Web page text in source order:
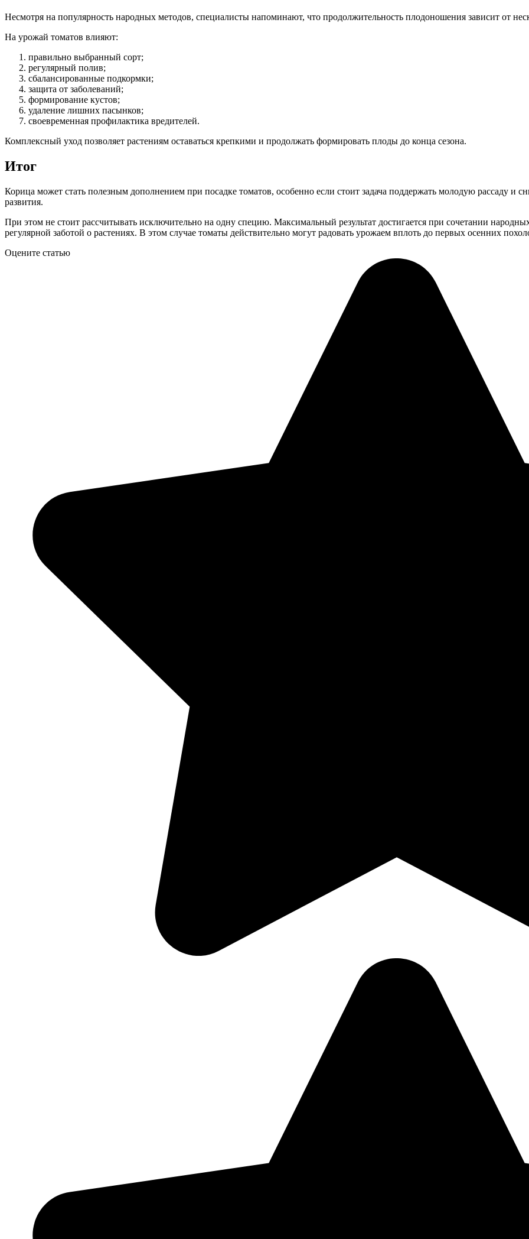
Несмотря на популярность народных методов, специалисты напоминают, что продолжительность плодоношения зависит от
На урожай томатов влияют:
правильно выбранный сорт;
регулярный полив;
сбалансированные подкормки;
защита от заболеваний;
формирование кустов;
удаление лишних пасынков;
своевременная профилактика вредителей.
Комплексный уход позволяет растениям оставаться крепкими и продолжать формировать плоды до конца сезона.
Итог
Корица может стать полезным дополнением при посадке томатов, особенно если стоит задача поддержать молодую рассаду и
развития.
При этом не стоит рассчитывать исключительно на одну специю. Максимальный результат достигается при сочетании
регулярной заботой о растениях. В этом случае томаты действительно могут радовать урожаем вплоть до первых осенних
Оцените статью